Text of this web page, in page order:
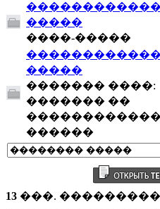
������������
�����
����-�����
�����
������� ����:
������� ��
������
13 ���.